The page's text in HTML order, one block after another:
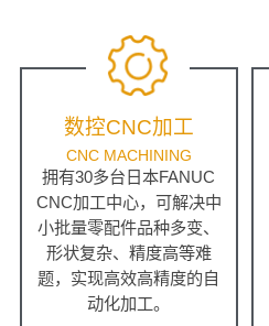
数控CNC加工
CNC MACHINING
拥有30多台日本FANUC
CNC加工中心，可解决中
小批量零配件品种多变、
形状复杂、精度高等难
题，实现高效高精度的自
动化加工。